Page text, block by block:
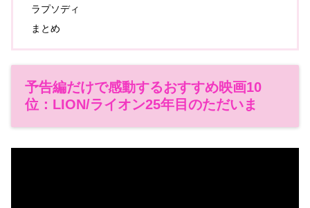
ラプソディ
まとめ
予告編だけで感動するおすすめ映画10
位：LION/ライオン25年目のただいま